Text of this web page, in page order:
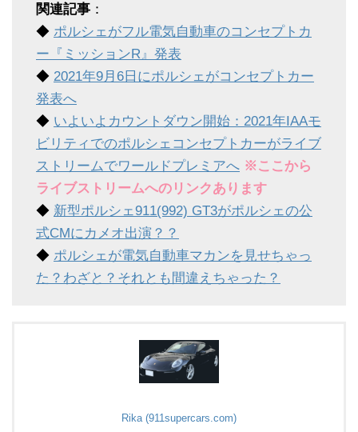
関連記事 ：
◆ ポルシェがフル電気自動車のコンセプトカ
ー『ミッションR』発表
◆ 2021年9月6日にポルシェがコンセプトカー
発表へ
◆ いよいよカウントダウン開始：2021年IAAモ
ビリティでのポルシェコンセプトカーがライブ
ストリームでワールドプレミアへ ※ここから
ライブストリームへのリンクあります
◆ 新型ポルシェ911(992) GT3がポルシェの公
式CMにカメオ出演？？
◆ ポルシェが電気自動車マカンを見せちゃっ
た？わざと？それとも間違えちゃった？
Rika (911supercars.com)